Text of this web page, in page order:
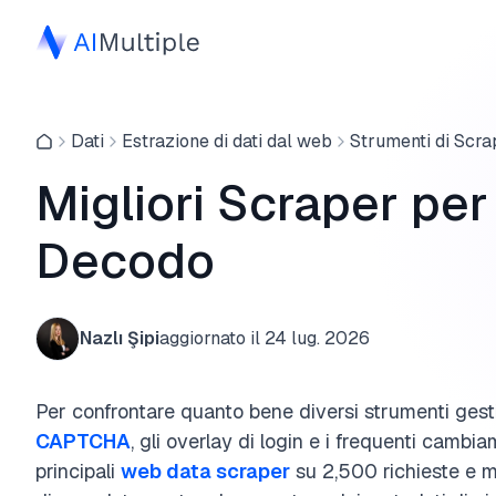
Dati Estrazione di dati dal web Strumenti di
Migliori Scraper
Decodo
Nazlı Şipiaggiornato il 24 lug. 2026
Per confrontare quanto bene diversi strumenti
CAPTCHA, gli overlay di login e i frequenti
principali web data scraper su 2,500 richieste e